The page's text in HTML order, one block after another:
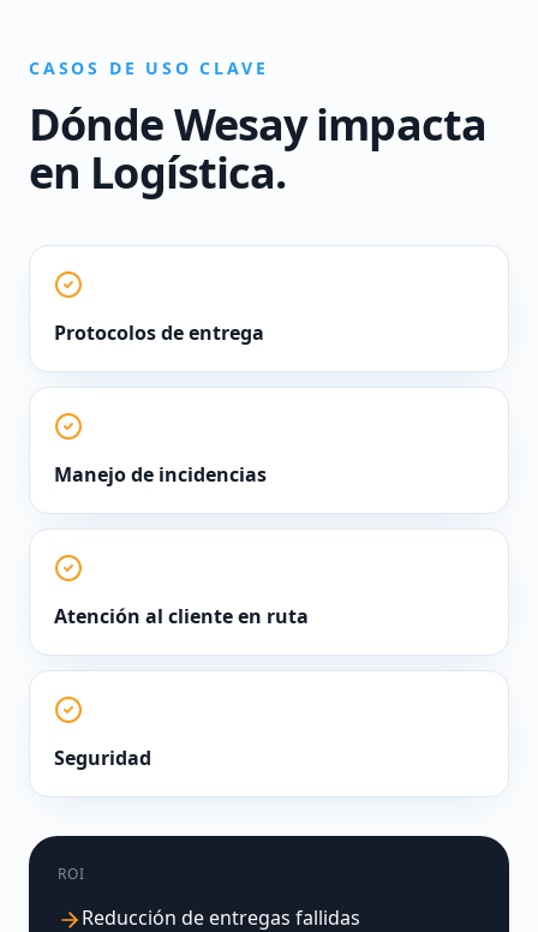
CASOS DE USO CLAVE
Dónde Wesay impacta
en Logística.
Protocolos de entrega
Manejo de incidencias
Atención al cliente en ruta
Seguridad
ROI
Reducción de entregas fallidas